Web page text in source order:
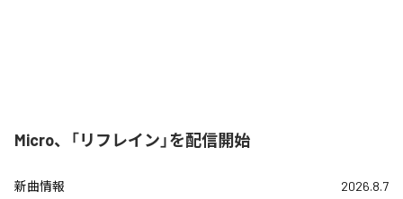
Micro、「リフレイン」を配信開始
新曲情報 2026.8.7